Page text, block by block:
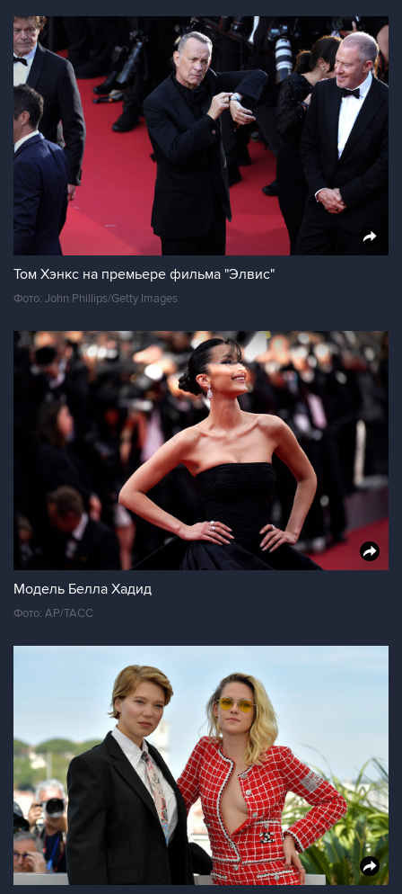
Том Хэнкс на премьере фильма "Элвис"
Фото: John Phillips/Getty Images
Модель Белла Хадид
Фото: АР/ТАСС